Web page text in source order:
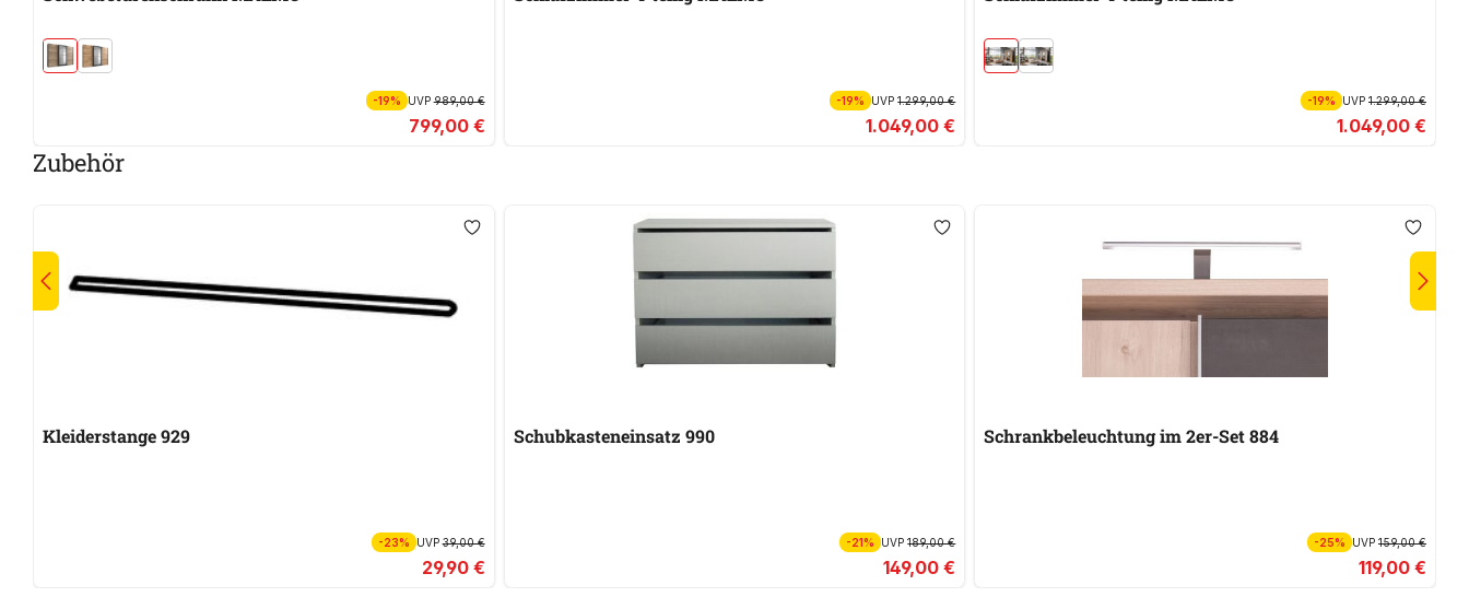
-19% UVP989,00 €
799,00 €
-19% UVP1.299,00 €
1.049,00 €
-19% UVP 1.299,00 €
1.049,00 €
Zubehör
Kleiderstange 929
-23% UVP39,00 €
29,90 €
Schubkasteneinsatz 990
-21% UVP189,00 €
149,00 €
Schrankbeleuchtung im 2er-Set 884
-25% UVP 159,00 €
119,00 €